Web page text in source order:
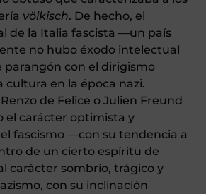
völkisch. De hecho, el
de la Italia fascista —un país
no hubo éxodo intelectual
con el dirigismo
cultura en la época nazi.
de Felice o Julien Freund
el carácter optimista y
fascismo —con su tendencia a
de un cierto espíritu de
carácter sombrío, trágico y
con su inclinación